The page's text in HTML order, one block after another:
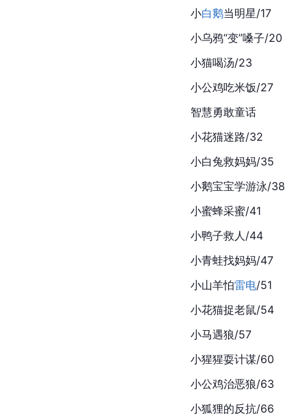
小白鹅当明星/17
小乌鸦“变”嗓子/20
小猫喝汤/23
小公鸡吃米饭/27
智慧勇敢童话
小花猫迷路/32
小白兔救妈妈/35
小鹅宝宝学游泳/38
小蜜蜂采蜜/41
小鸭子救人/44
小青蛙找妈妈/47
小山羊怕雷电/51
小花猫捉老鼠/54
小马遇狼/57
小猩猩耍计谋/60
小公鸡治恶狼/63
小狐狸的反抗/66